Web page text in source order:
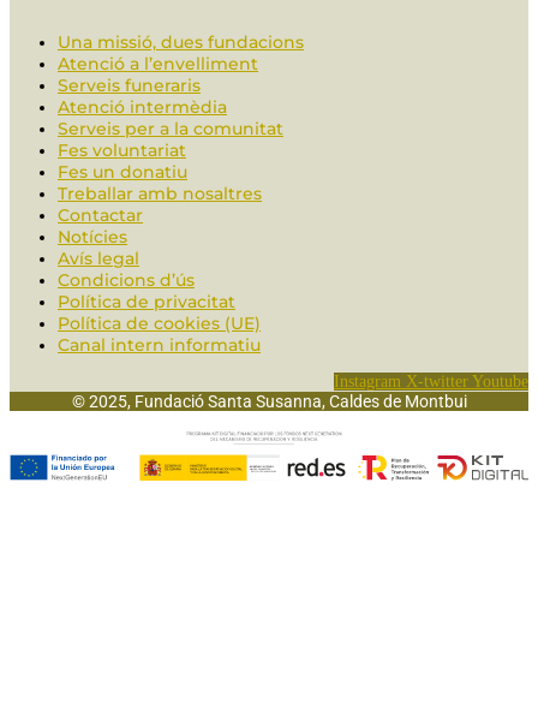
Una missió, dues fundacions
Atenció a l’envelliment
Serveis funeraris
Atenció intermèdia
Serveis per a la comunitat
Fes voluntariat
Fes un donatiu
Treballar amb nosaltres
Contactar
Notícies
Avís legal
Condicions d’ús
Política de privacitat
Política de cookies (UE)
Canal intern informatiu
Instagram X-twitter Youtube
© 2025, Fundació Santa Susanna, Caldes de Montbui